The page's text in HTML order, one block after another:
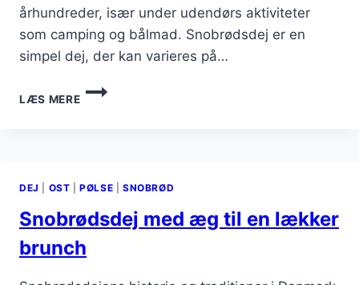
århundreder, især under udendørs aktiviteter
som camping og bålmad. Snobrødsdej er en
simpel dej, der kan varieres på…
LÆS MERE
SNOBRØDSDEJ
MED
SMAGSBALANCE
DEJ OST |PØLSE SNOBRØD
Snobrødsdej med æg til en lækker
brunch